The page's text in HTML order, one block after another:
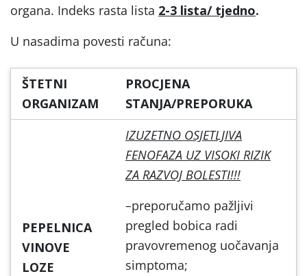
organa. Indeks rasta lista 2-3 lista/ tjedno.
U nasadima povesti računa:
ŠTETNI
ORGANIZAM
PROCJENA
STANJA/PREPORUKA
PEPELNICA
VINOVE
LOZE
IZUZETNO OSJETLJIVA
FENOFAZA UZ VISOKI RIZIK
ZA RAZVOJ BOLESTI!!!
–preporučamo pažljivi
pregled bobica radi
pravovremenog uočavanja
simptoma;